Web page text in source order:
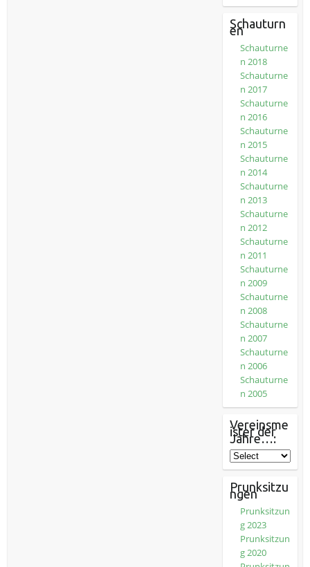
Schauturn
en
Schauturne
n 2018
Schauturne
n 2017
Schauturne
n 2016
Schauturne
n 2015
Schauturne
n 2014
Schauturne
n 2013
Schauturne
n 2012
Schauturne
n 2011
Schauturne
n 2009
Schauturne
n 2008
Schauturne
n 2007
Schauturne
n 2006
Schauturne
n 2005
Vereinsme
ister der
Jahre…:
Prunksitzu
ngen
Prunksitzun
g 2023
Prunksitzun
g 2020